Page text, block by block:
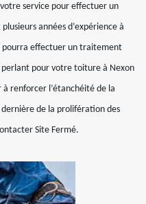
service pour effectuer un
années d’expérience à
pourra effectuer un traitement
pour votre toiture à Nexon
renforcer l’étanchéité de la
de la prolifération des
Site Fermé.